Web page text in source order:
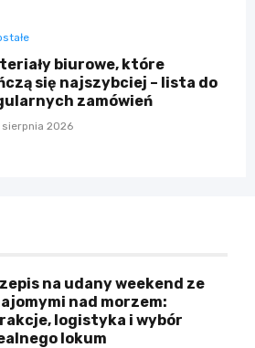
biurowe, które
się najszybciej – lista do
zamówień
sierpnia 2026
na udany weekend ze
nad morzem:
logistyka i wybór
lokum